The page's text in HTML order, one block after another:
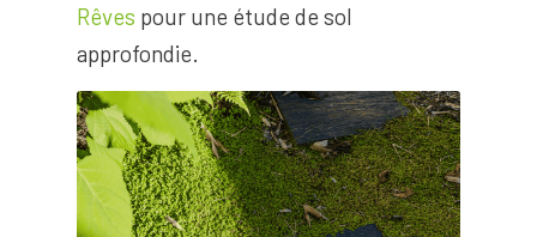
Rêves pour une étude de sol
approfondie.